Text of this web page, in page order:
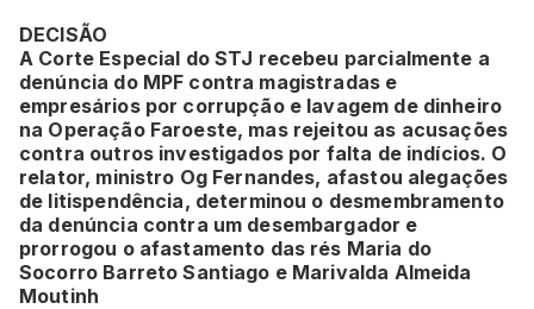
DECISÃO
A Corte Especial do STJ recebeu parcialmente a
denúncia do MPF contra magistradas e
empresários por corrupção e lavagem de dinheiro
na Operação Faroeste, mas rejeitou as acusações
contra outros investigados por falta de indícios. O
relator, ministro Og Fernandes, afastou alegações
de litispendência, determinou o desmembramento
da denúncia contra um desembargador e
prorrogou o afastamento das rés Maria do
Socorro Barreto Santiago e Marivalda Almeida
Moutinh